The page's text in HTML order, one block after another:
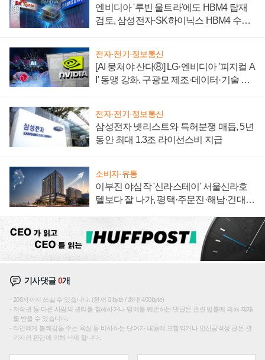
엔비디아 '루빈 울트라'에도 HBM4 탑재
검토, 삼성전자·SK하이닉스 HBM4 수율
전자·전기·정보통신
[AI 뭉쳐야 산다⑧] LG·엔비디아 '피지컬 A
I' 동맹 강화, 구광모 제조·데이터·기술 결
전자·전기·정보통신
삼성전자 넷리스트와 특허분쟁 매듭, 5년
동안 최대 1.3조 라이선스비 지급
소비자·유통
이부진 야심작 '신라스테이' 서울신라호
텔보다 잘 나가, 평택·주문진·해남·건대로
기사댓글0개
200자까지 쓰실 수 있습니다. (현재 0 byte / 최대 400byte)
저작권 등 다른 사람의 권리를 침해하거나 명예를 훼손하는 댓글은 관련 법률에 의해 제재
를 받을 수 있습니다.
타인에게 불쾌감을 주는 욕설 등 비하하는 단어가 내용에 포함되거나 인신공격성 글은 관
리자의 판단에 의해 삭제 합니다.